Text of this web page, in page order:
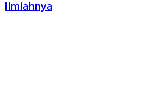
Ilmiahnya